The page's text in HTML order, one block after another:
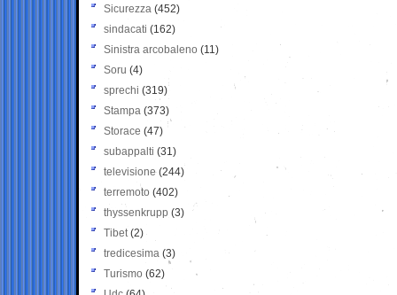
Sicurezza (452)
sindacati (162)
Sinistra arcobaleno (11)
Soru (4)
sprechi (319)
Stampa (373)
Storace (47)
subappalti (31)
televisione(244)
terremoto (402)
thyssenkrupp (3)
Tibet(2)
tredicesima (3)
Turismo (62)